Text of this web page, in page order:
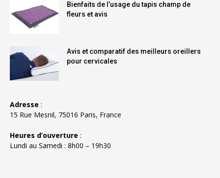
Bienfaits de l’usage du tapis champ de
fleurs et avis
Avis et comparatif des meilleurs oreillers
pour cervicales
Adresse :
15 Rue Mesnil, 75016 Paris, France
Heures d’ouverture :
Lundi au Samedi : 8h00 – 19h30